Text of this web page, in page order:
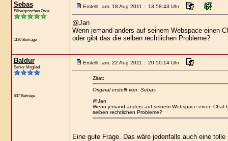
Sebas
Silbergroschen Orga
1136 Beiträge
Erstellt am: 18 Aug 2011 : 13:58:43 Uhr
@Jan
Wenn jemand anders auf seinem Webspace einen
oder gibt das die selben rechtlichen Probleme?
Baldur
Senior Mitglied
537 Beiträge
Erstellt am: 22 Aug 2011 : 20:50:14 Uhr
Zitat:
Original erstellt von: Sebas
@Jan
Wenn jemand anders auf seinem Webspace einen
selben rechtlichen Probleme?
Eine gute Frage. Das wäre jedenfalls auch eine